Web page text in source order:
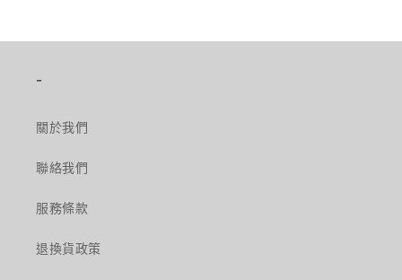
-
關於我們
聯絡我們
服務條款
退換貨政策